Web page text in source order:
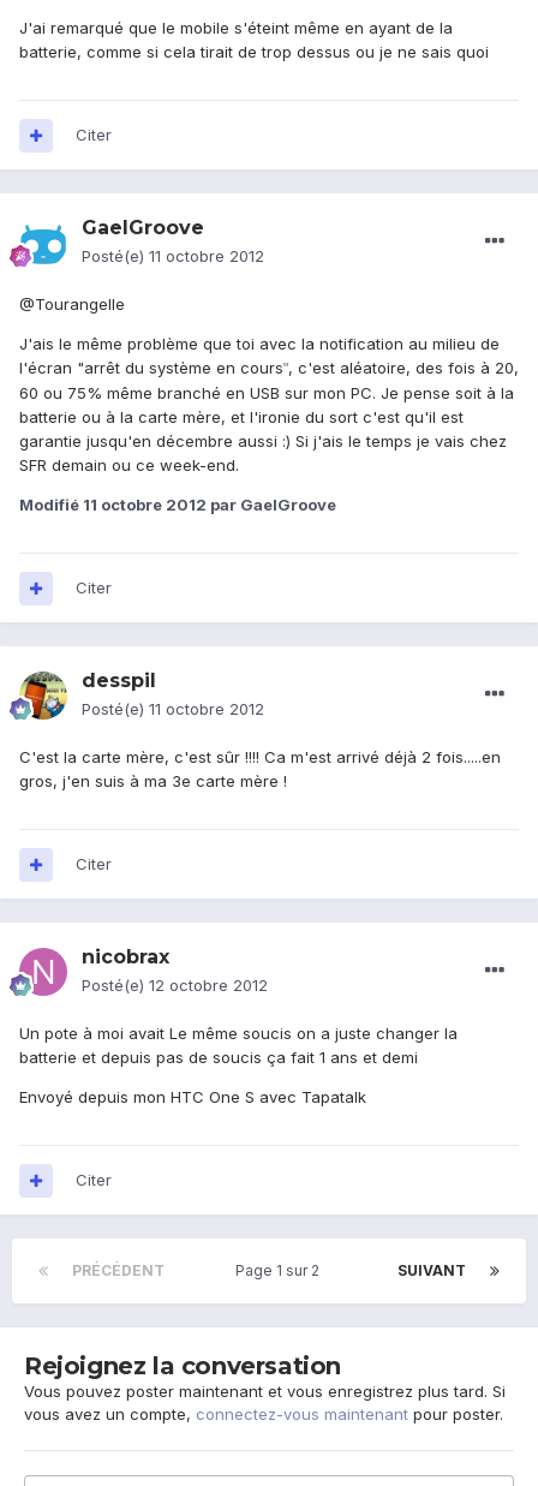
J'ai remarqué que le mobile s'éteint même en ayant de la
batterie, comme si cela tirait de trop dessus ou je ne sais quoi
Citer
GaelGroove
Posté(e) 11 octobre 2012
@Tourangelle
J'ais le même problème que toi avec la notification au milieu de
l'écran "arrêt du système en cours", c'est aléatoire, des fois à 20,
60 ou 75% même branché en USB sur mon PC. Je pense soit à la
batterie ou à la carte mère, et l'ironie du sort c'est qu'il est
garantie jusqu'en décembre aussi :) Si j'ais le temps je vais chez
SFR demain ou ce week-end.
Modifié 11 octobre 2012 par GaelGroove
Citer
desspil
Posté(e) 11 octobre 2012
C'est la carte mère, c'est sûr !!!! Ca m'est arrivé déjà 2 fois.....en
gros, j'en suis à ma 3e carte mère !
Citer
nicobrax
Posté(e) 12 octobre 2012
Un pote à moi avait Le même soucis on a juste changer la
batterie et depuis pas de soucis ça fait 1 ans et demi
Envoyé depuis mon HTC One S avec Tapatalk
Citer
PRÉCÉDENT SUIVANT
Page 1 sur 2
Rejoignez la conversation
Vous pouvez poster maintenant et vous enregistrez plus tard. Si
vous avez un compte, connectez-vous maintenant pour poster.